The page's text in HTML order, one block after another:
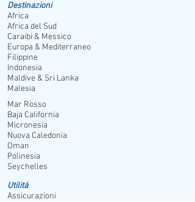
Destinazioni
Africa
Africa del Sud
Caraibi & Messico
Europa & Mediterraneo
Filippine
Indonesia
Maldive & Sri Lanka
Malesia
Mar Rosso
Baja California
Micronesia
Nuova Caledonia
Oman
Polinesia
Seychelles
Utilità
Assicurazioni